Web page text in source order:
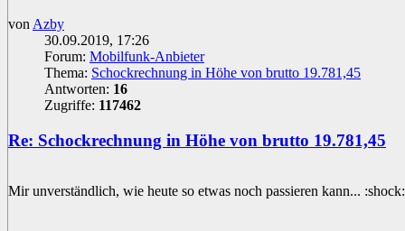
von Azby
30.09.2019, 17:26
Forum: Mobilfunk-Anbieter
Thema: Schockrechnung in Höhe von brutto 19.781,45
Antworten: 16
Zugriffe: 117462
Re: Schockrechnung in Höhe von brutto 19.781,45
Mir unverständlich, wie heute so etwas noch passieren kann... :shock: